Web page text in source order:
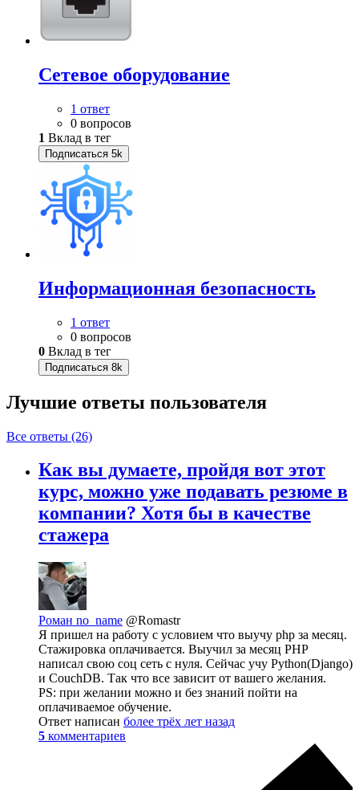
Сетевое оборудование
1 ответ
0 вопросов
1 Вклад в тег
Подписаться 5k
Информационная безопасность
1 ответ
0 вопросов
0 Вклад в тег
Подписаться 8k
Лучшие ответы пользователя
Все ответы (26)
Как вы думаете, пройдя вот этот
курс, можно уже подавать резюме в
компании? Хотя бы в качестве
стажера
Роман no_name @Romastr
Я пришел на работу с условием что выучу php за месяц.
Стажировка оплачивается. Выучил за месяц PHP
написал свою соц сеть с нуля. Сейчас учу Python(Django)
и CouchDB. Так что все зависит от вашего желания.
PS: при желании можно и без знаний пойти на
оплачиваемое обучение.
Ответ написан более трёх лет назад
5 комментариев